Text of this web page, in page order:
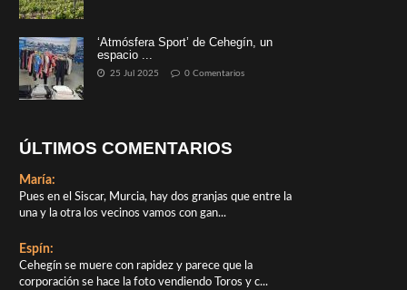
‘Atmósfera Sport’ de Cehegín, un
espacio ...
25 Jul 2025 0 Comentarios
ÚLTIMOS COMENTARIOS
María:
Pues en el Siscar, Murcia, hay dos granjas que entre la
una y la otra los vecinos vamos con gan...
Espín:
Cehegín se muere con rapidez y parece que la
corporación se hace la foto vendiendo Toros y c...